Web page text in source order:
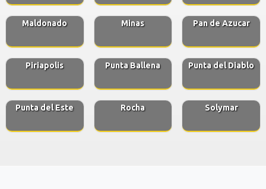
Maldonado Minas Pan de Azucar
Piriapolis Punta Ballena Punta del Diablo
Punta del Este Rocha Solymar